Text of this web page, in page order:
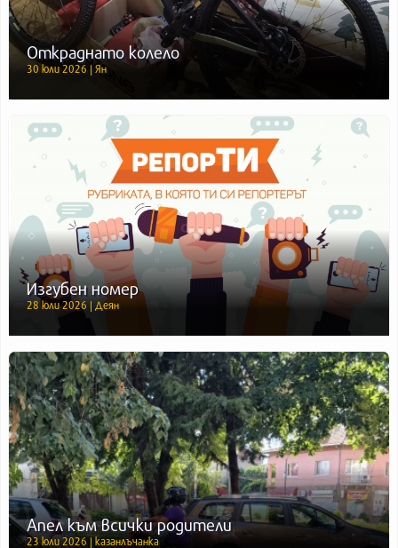
Откраднато колело
30 юли 2026 | Ян
Изгубен номер
28 юли 2026 | Деян
Апел към всички родители
23 юли 2026 | казанлъчанка